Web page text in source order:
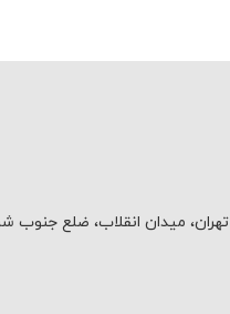
تهران، میدان انقلاب، ضلع جنوب شرقی